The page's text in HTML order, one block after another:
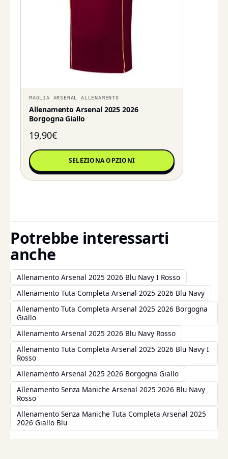
MAGLIA ARSENAL ALLENAMENTO
Allenamento Arsenal 2025 2026
Borgogna Giallo
19,90€
SELEZIONA OPZIONI
Potrebbe interessarti
anche
Allenamento Arsenal 2025 2026 Blu Navy I Rosso
Allenamento Tuta Completa Arsenal 2025 2026 Blu Navy
Allenamento Tuta Completa Arsenal 2025 2026 Borgogna
Giallo
Allenamento Arsenal 2025 2026 Blu Navy Rosso
Allenamento Tuta Completa Arsenal 2025 2026 Blu Navy I
Rosso
Allenamento Arsenal 2025 2026 Borgogna Giallo
Allenamento Senza Maniche Arsenal 2025 2026 Blu Navy
Rosso
Allenamento Senza Maniche Tuta Completa Arsenal 2025
2026 Giallo Blu